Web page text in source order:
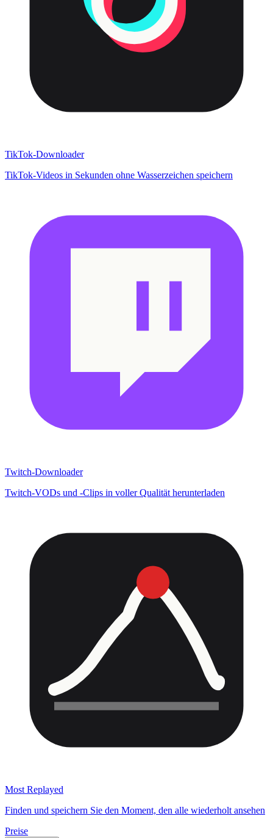
TikTok-Downloader
TikTok-Videos in Sekunden ohne Wasserzeichen speichern
Twitch-Downloader
Twitch-VODs und -Clips in voller Qualität herunterladen
Most Replayed
Finden und speichern Sie den Moment, den alle wiederholt ansehen
Preise